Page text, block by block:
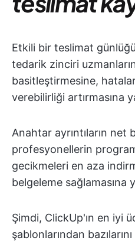
Etkili bir teslimat
tedarik zinciri
basitleştirmesine,
verebilirliği artırmasına
Anahtar ayrıntıların
profesyonellerin
gecikmeleri en aza
belgeleme sağlamasına
Şimdi, ClickUp'ın en iyi
şablonlarından